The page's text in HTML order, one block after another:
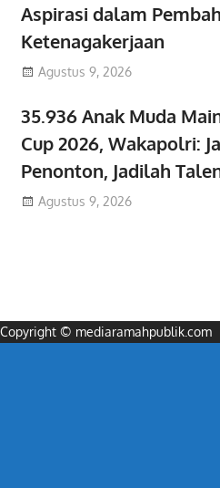
Aspirasi dalam
Ketenagakerjaan
Agustus 9, 2026
35.936 Anak Muda
Cup 2026, Wakapolri:
Penonton, Jadilah
Agustus 9, 2026
Copyright © mediaramahpublik.com